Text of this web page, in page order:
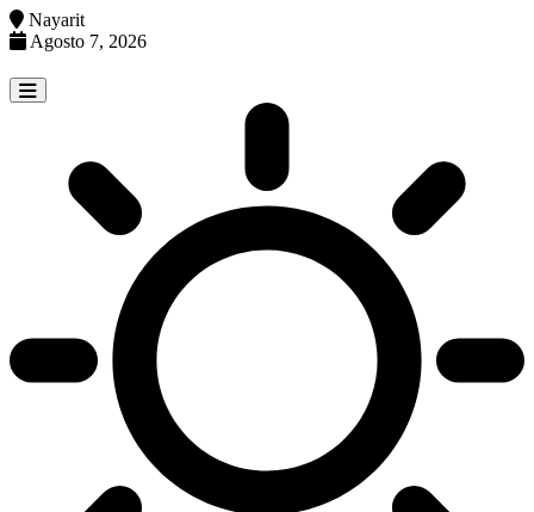
Nayarit
Agosto 7, 2026
to
content